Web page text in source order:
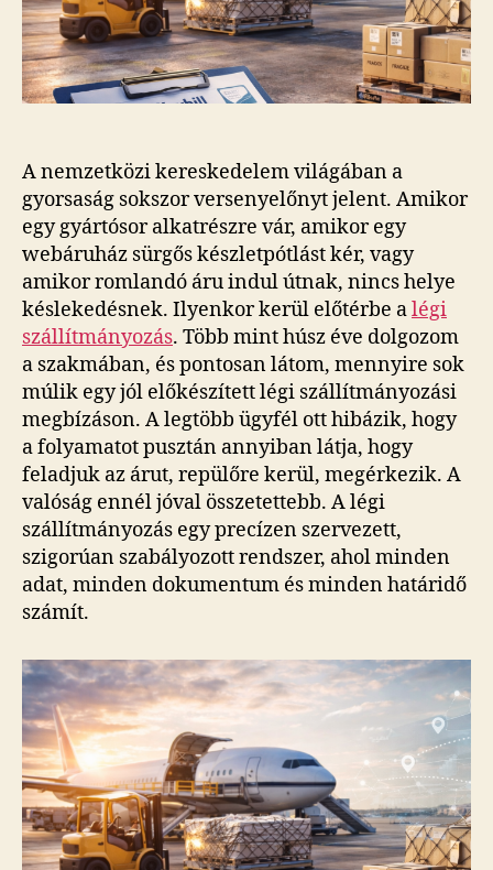
A nemzetközi kereskedelem világában a
gyorsaság sokszor versenyelőnyt jelent. Amikor
egy gyártósor alkatrészre vár, amikor egy
webáruház sürgős készletpótlást kér, vagy
amikor romlandó áru indul útnak, nincs helye
késlekedésnek. Ilyenkor kerül előtérbe alégi
szállítmányozás. Több mint húsz éve dolgozom
a szakmában, és pontosan látom, mennyire sok
múlik egy jól előkészített légi szállítmányozási
megbízáson. A legtöbb ügyfél ott hibázik, hogy
a folyamatot pusztán annyiban látja, hogy
feladjuk az árut, repülőre kerül, megérkezik. A
valóság ennél jóval összetettebb. A légi
szállítmányozás egy precízen szervezett,
szigorúan szabályozott rendszer, ahol minden
adat, minden dokumentum és minden határidő
számít.